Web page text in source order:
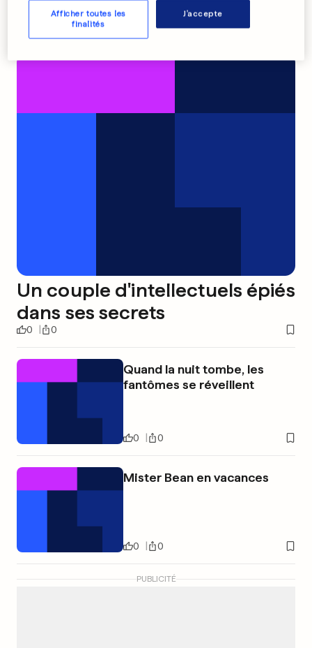
Un couple d'intellectuels épiés
dans ses secrets
0 0
Quand la nuit tombe, les
fantômes se réveillent
0 0
Mister Bean en vacances
0 0
PUBLICITÉ
Afficher toutes les
finalités
J'accepte